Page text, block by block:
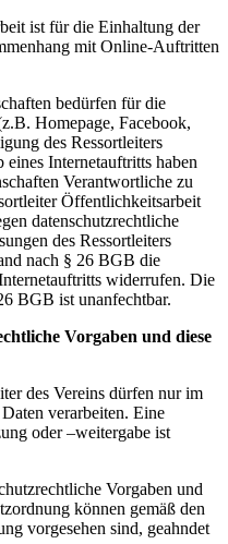
ist für die Einhaltung der
mit Online-Auftritten
bedürfen für die
Homepage, Facebook,
des Ressortleiters
Internetauftritts haben
Verantwortliche zu
Öffentlichkeitsarbeit
datenschutzrechtliche
des Ressortleiters
nach § 26 BGB die
widerrufen. Die
BGB ist unanfechtbar.
Vorgaben und diese
des Vereins dürfen nur im
verarbeiten. Eine
oder –weitergabe ist
Vorgaben und
können gemäß den
vorgesehen sind, geahndet